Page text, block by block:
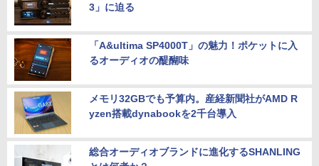
3」に迫る
「A&ultima SP4000T」の魅力！ポケットに入
るオーディオの醍醐味
メモリ32GBでも予算内。産経新聞社がAMD R
yzen搭載dynabookを2千台導入
総合オーディオブランドに進化するSHANLING